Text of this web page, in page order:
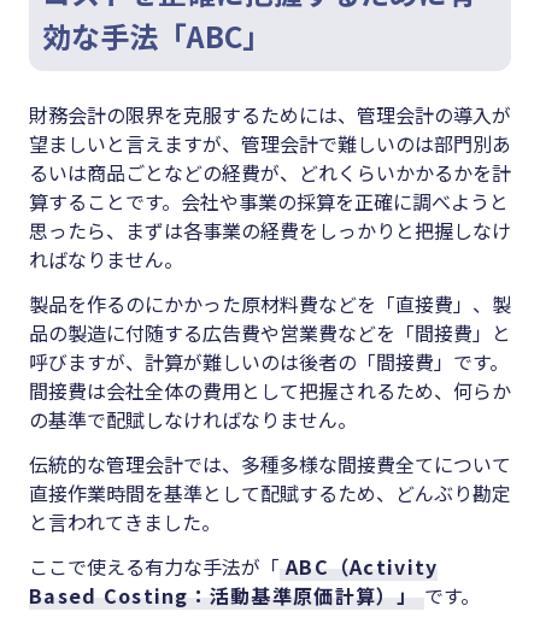
効な手法「ABC」
財務会計の限界を克服するためには、管理会計の導入が
望ましいと言えますが、管理会計で難しいのは部門別あ
るいは商品ごとなどの経費が、どれくらいかかるかを計
算することです。会社や事業の採算を正確に調べようと
思ったら、まずは各事業の経費をしっかりと把握しなけ
ればなりません。
製品を作るのにかかった原材料費などを「直接費」、製
品の製造に付随する広告費や営業費などを「間接費」と
呼びますが、計算が難しいのは後者の「間接費」です。
間接費は会社全体の費用として把握されるため、何らか
の基準で配賦しなければなりません。
伝統的な管理会計では、多種多様な間接費全てについて
直接作業時間を基準として配賦するため、どんぶり勘定
と言われてきました。
ここで使える有力な手法が「 ABC（Activity
Based Costing：活動基準原価計算）」 です。